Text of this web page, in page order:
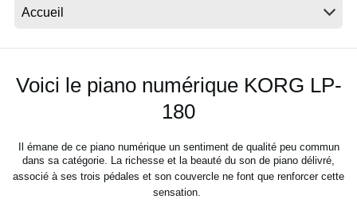
A propos de Korg
Voici le piano numérique KORG LP-
180
Il émane de ce piano numérique un sentiment de qualité peu commun
dans sa catégorie. La richesse et la beauté du son de piano délivré,
associé à ses trois pédales et son couvercle ne font que renforcer cette
sensation.